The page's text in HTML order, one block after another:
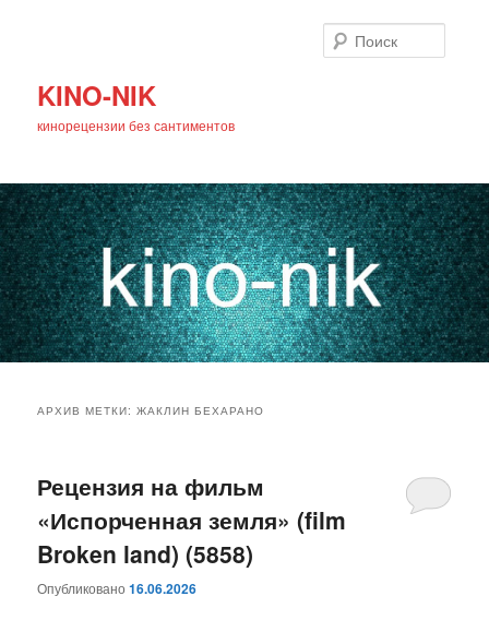
KINO-NIK
кинорецензии без сантиментов
основному
содержимому
дополнительному
содержимому
АРХИВ МЕТКИ:ЖАКЛИН БЕХАРАНО
Рецензия на фильм
«Испорченная земля» (film
Broken land) (5858)
Опубликовано16.06.2026